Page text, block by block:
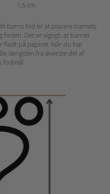
1,5 cm
barns fod er at placere barnets
foden. Det er vigtigt, at barnet
fladt på papiret. Når du har
længden fra øverste del af
fodmål.